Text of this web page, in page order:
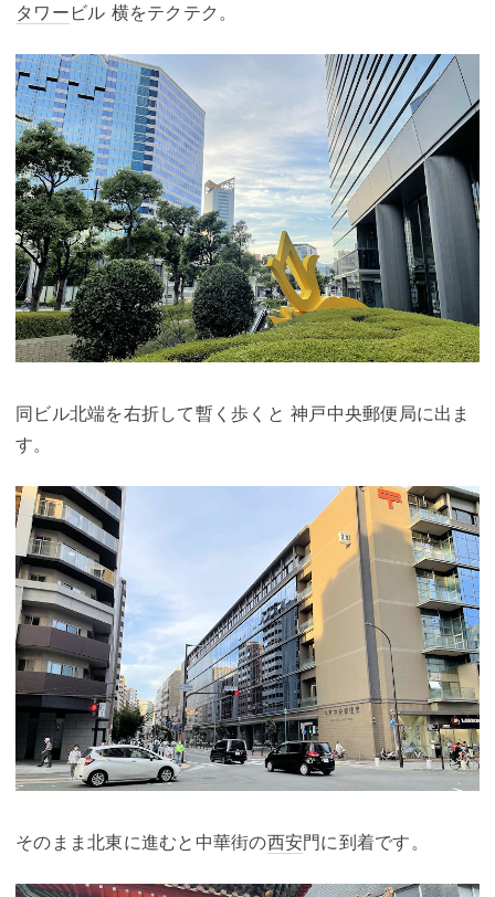
タワー ビル 横をテクテク。
同ビル北端を右折して暫く歩くと 神戸中央郵便局に出ま
す。
そのまま北東に進むと中華街の西安門に到着です。